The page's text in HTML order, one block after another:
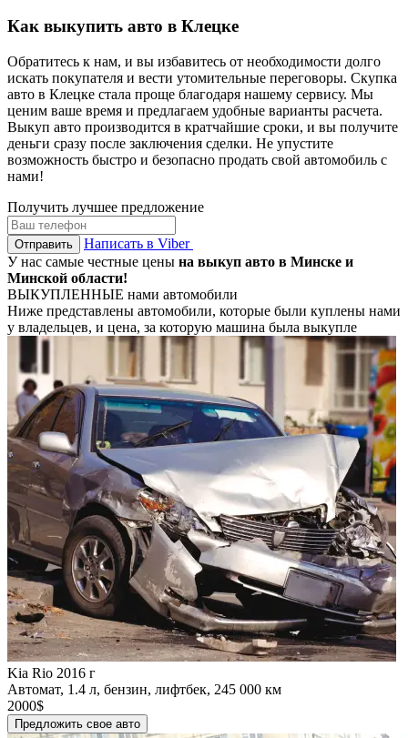
Как выкупить авто в Клецке
Обратитесь к нам, и вы избавитесь от необходимости долго
искать покупателя и вести утомительные переговоры. Скупка
авто в Клецке стала проще благодаря нашему сервису. Мы
ценим ваше время и предлагаем удобные варианты расчета.
Выкуп авто производится в кратчайшие сроки, и вы получите
деньги сразу после заключения сделки. Не упустите
возможность быстро и безопасно продать свой автомобиль с
нами!
Получить лучшее предложение
Отправить
Написать в Viber
У нас самые честные цены на выкуп авто в Минске и
Минской области!
ВЫКУПЛЕННЫЕ нами автомобили
Ниже представлены автомобили, которые были куплены нами
у владельцев, и цена, за которую машина была выкупле
Kia Rio 2016 г
Автомат, 1.4 л, бензин, лифтбек, 245 000 км
2000$
Предложить свое авто